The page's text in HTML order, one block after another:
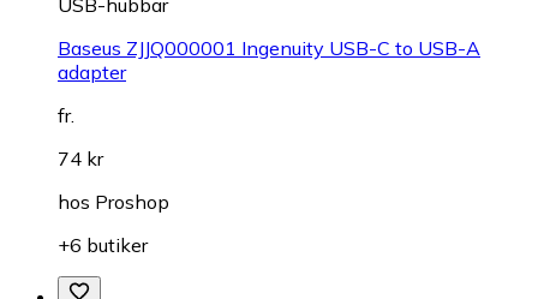
USB-hubbar
Baseus ZJJQ000001 Ingenuity USB-C to USB-A
adapter
fr.
74 kr
hos Proshop
+6 butiker